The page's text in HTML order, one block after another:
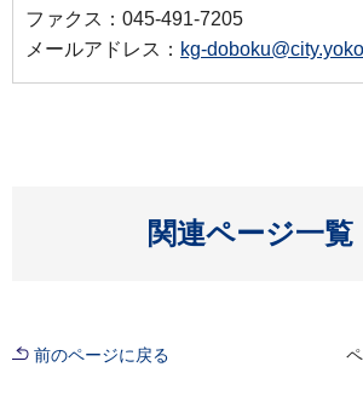
ファクス：045-491-7205
メールアドレス： kg-
関連ページ一覧
開く
前のページに戻る